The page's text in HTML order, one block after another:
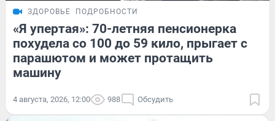
ЗДОРОВЬЕ ПОДРОБНОСТИ
«Я упертая»: 70-летняя пенсионерка
похудела со 100 до 59 кило, прыгает с
парашютом и может протащить
машину
4 августа, 2026, 12:00 988 Обсудить